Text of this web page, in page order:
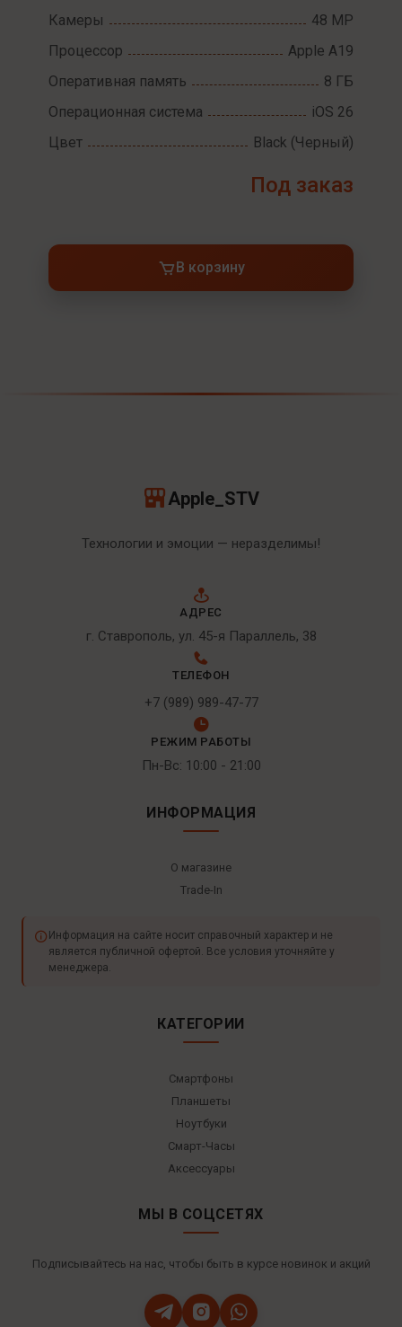
Камеры
48 MP
Процессор
Apple A19
Оперативная память
8 ГБ
Операционная система
iOS 26
Цвет
Black (Черный)
Под заказ
В корзину
Apple_STV
Технологии и эмоции — неразделимы!
АДРЕС
г. Ставрополь, ул. 45-я Параллель, 38
ТЕЛЕФОН
+7 (989) 989-47-77
РЕЖИМ РАБОТЫ
Пн-Вс: 10:00 - 21:00
ИНФОРМАЦИЯ
О магазине
Trade-In
Информация на сайте носит справочный характер и не
является публичной офертой. Все условия уточняйте у
менеджера.
КАТЕГОРИИ
Смартфоны
Планшеты
Ноутбуки
Смарт-Часы
Аксессуары
МЫ В СОЦСЕТЯХ
Подписывайтесь на нас, чтобы быть в курсе новинок и акций